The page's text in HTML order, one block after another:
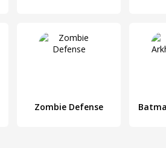
Zombie Defense